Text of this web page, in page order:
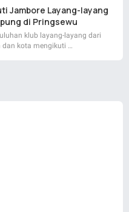
Jambore Layang-layang
di Pringsewu
klub layang-layang dari
kota mengikuti …